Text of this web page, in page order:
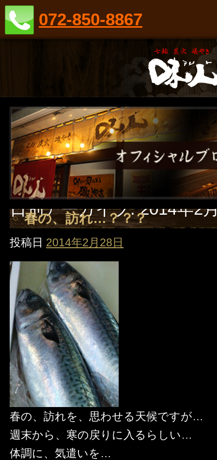
072-850-8867
日別アーカイブ:2014年2
春の、訪れ…？？？
投稿日 2014年2月28日
春の、訪れを、思わせる天候ですが…
週末から、寒の戻りに入るらしい…
体調に、気遣いを…